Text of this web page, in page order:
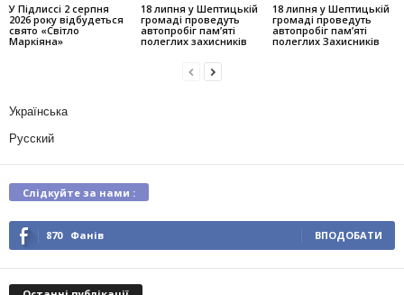
У Підлиссі 2 серпня
2026 року відбудеться
свято «Світло
Маркіяна»
18 липня у Шептицькій
громаді проведуть
автопробіг пам’яті
полеглих захисників
18 липня у Шептицькій
громаді проведуть
автопробіг пам’яті
полеглих Захисників
Українська
Русский
Слідкуйте за нами :
870 Фанів ВПОДОБАТИ